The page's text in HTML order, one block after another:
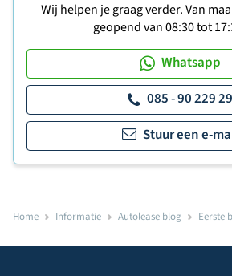
Wij helpen je graag verder. Van
geopend van 08:30 tot
Whatsapp
085 - 90 229 29
Stuur een e-
Home Informatie Autolease blog Eerste